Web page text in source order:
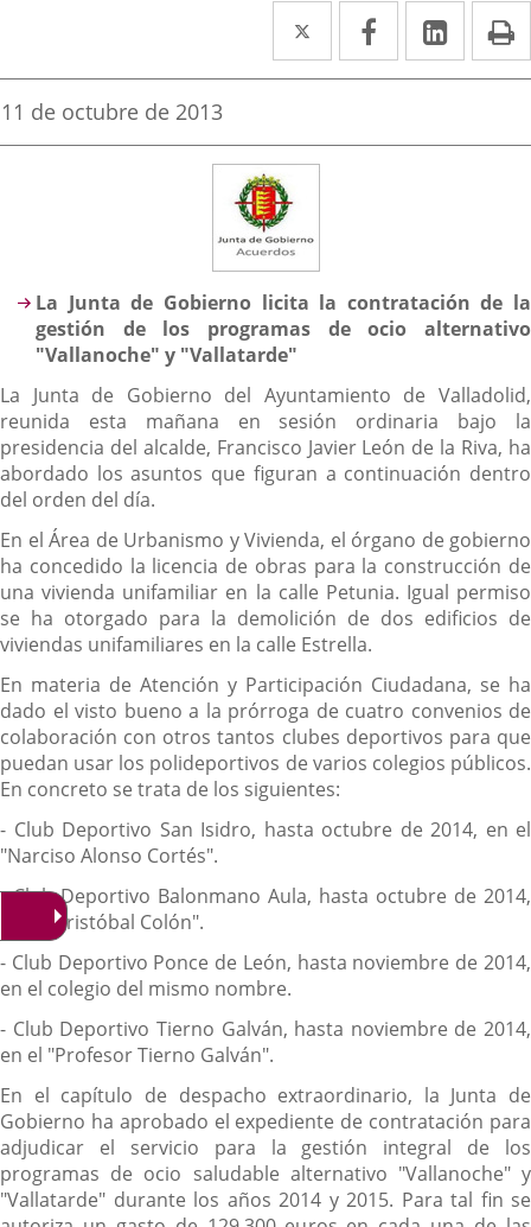
Twitter
Enlace
a
aplicación
Facebook
Enlace
a
aplicación
Enlace
a
Fecha
la
11 de octubre de 2013
Descripción
La Junta de Gobierno licita la contratación de la
gestión de los programas de ocio alternativo
"Vallanoche" y "Vallatarde"
La Junta de Gobierno del Ayuntamiento de Valladolid,
reunida esta mañana en sesión ordinaria bajo la
presidencia del alcalde, Francisco Javier León de la Riva, ha
abordado los asuntos que figuran a continuación dentro
del orden del día.
En el Área de Urbanismo y Vivienda, el órgano de gobierno
ha concedido la licencia de obras para la construcción de
una vivienda unifamiliar en la calle Petunia. Igual permiso
se ha otorgado para la demolición de dos edificios de
viviendas unifamiliares en la calle Estrella.
En materia de Atención y Participación Ciudadana, se ha
dado el visto bueno a la prórroga de cuatro convenios de
colaboración con otros tantos clubes deportivos para que
puedan usar los polideportivos de varios colegios públicos.
En concreto se trata de los siguientes:
- Club Deportivo San Isidro, hasta octubre de 2014, en el
"Narciso Alonso Cortés".
- Club Deportivo Balonmano Aula, hasta octubre de 2014,
en el "Cristóbal Colón".
- Club Deportivo Ponce de León, hasta noviembre de 2014,
en el colegio del mismo nombre.
- Club Deportivo Tierno Galván, hasta noviembre de 2014,
en el "Profesor Tierno Galván".
En el capítulo de despacho extraordinario, la Junta de
Gobierno ha aprobado el expediente de contratación para
adjudicar el servicio para la gestión integral de los
programas de ocio saludable alternativo "Vallanoche" y
"Vallatarde" durante los años 2014 y 2015. Para tal fin se